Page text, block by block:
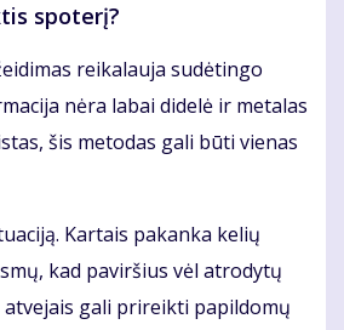
spoterį?
reikalauja sudėtingo
nėra labai didelė ir metalas
šis metodas gali būti vienas
Kartais pakanka kelių
kad paviršius vėl atrodytų
atvejais gali prireikti papildomų